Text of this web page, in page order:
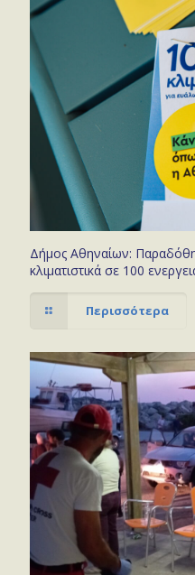
Δήμος Αθηναίων:
κλιματιστικά σε 100
Περισσότερα